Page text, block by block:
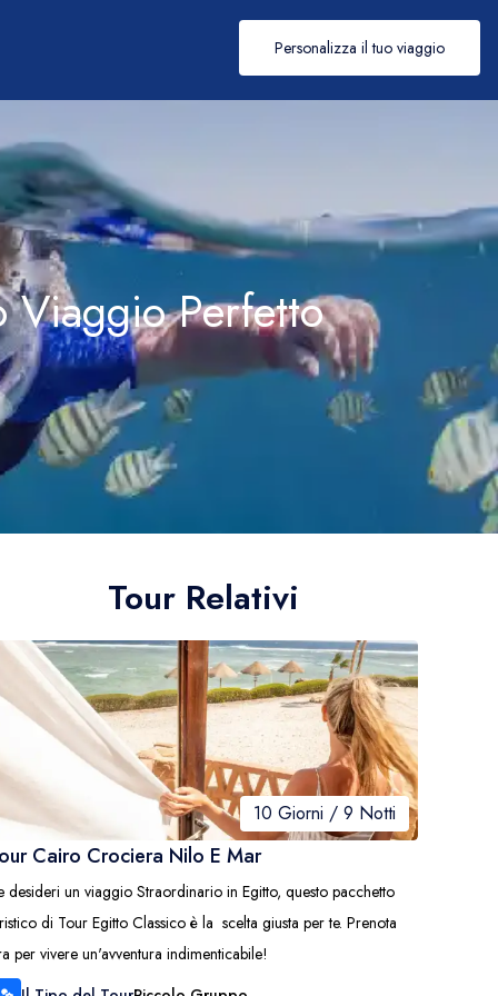
Personalizza il tuo viaggio
Viaggio Perfetto
Tour Relativi
10 Giorni / 9 Notti
Cairo Crociera Nilo E Mar
desideri un viaggio Straordinario in Egitto, questo pacchetto
di Tour Egitto Classico è la scelta giusta per te. Prenota
per vivere un'avventura indimenticabile!